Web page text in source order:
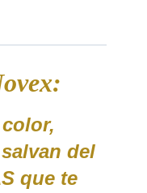
del
que te